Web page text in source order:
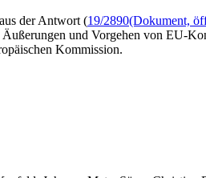
der Antwort (19/2890(Dokument,
und Vorgehen von EU-
Kommission.